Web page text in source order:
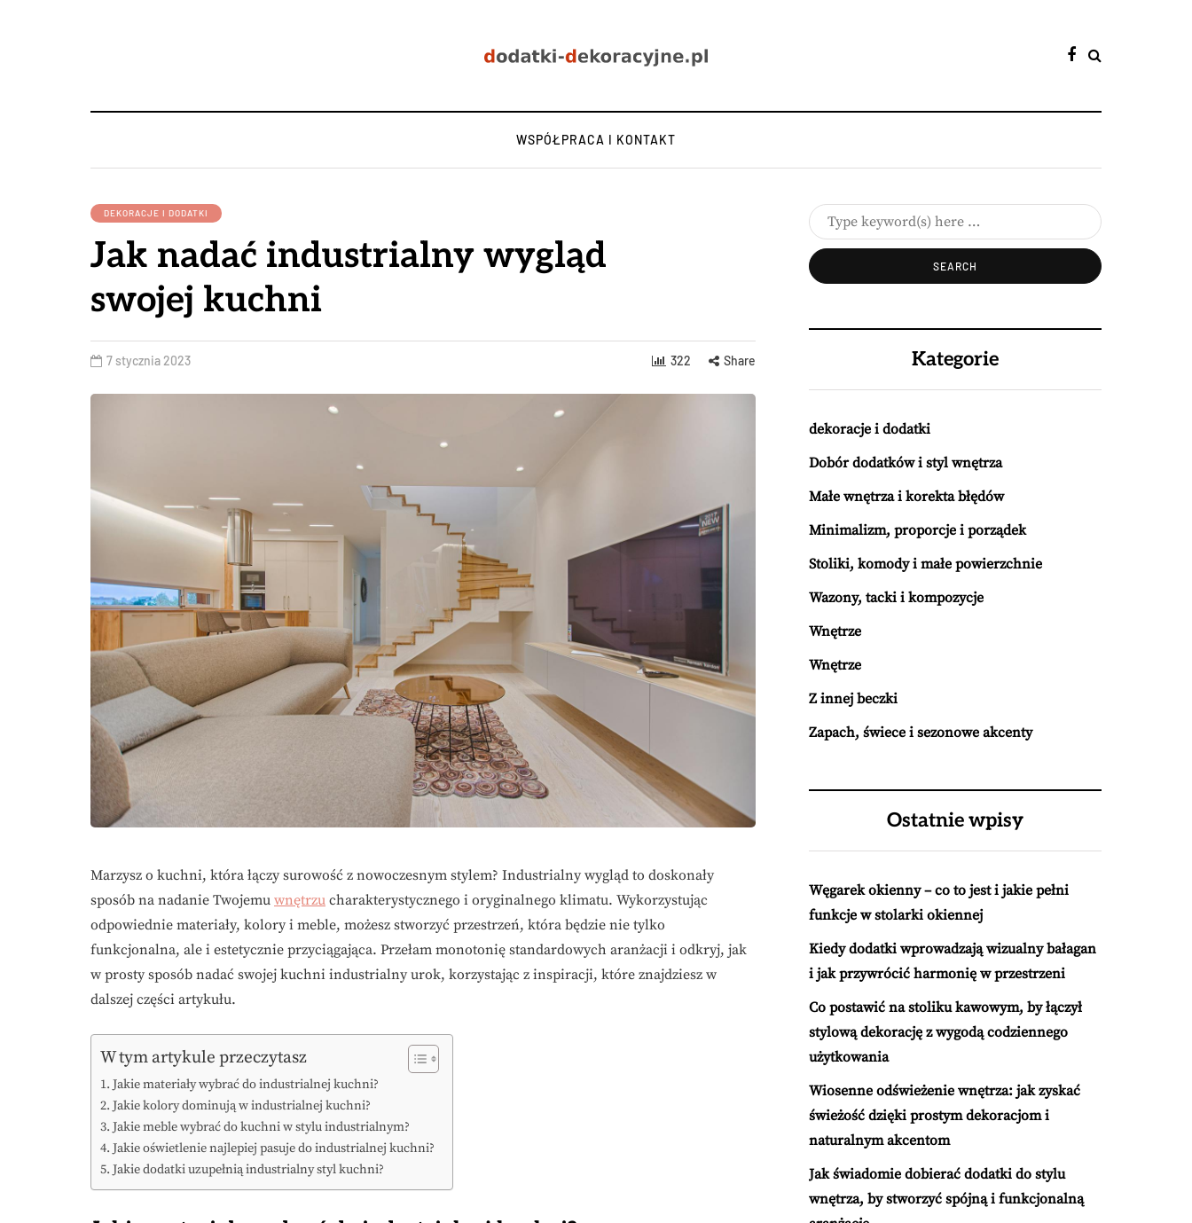
WSPÓŁPRACA I KONTAKT
DEKORACJE I DODATKI
Jak nadać industrialny wygląd
swojej kuchni
7 stycznia 2023 322 Share
Marzysz o kuchni, która łączy surowość z nowoczesnym stylem? Industrialny wygląd to doskonały
sposób na nadanie Twojemu wnętrzu charakterystycznego i oryginalnego klimatu. Wykorzystując
odpowiednie materiały, kolory i meble, możesz stworzyć przestrzeń, która będzie nie tylko
funkcjonalna, ale i estetycznie przyciągająca. Przełam monotonię standardowych aranżacji i odkryj, jak
w prosty sposób nadać swojej kuchni industrialny urok, korzystając z inspiracji, które znajdziesz w
dalszej części artykułu.
W tym artykule przeczytasz
Jakie materiały wybrać do industrialnej kuchni?
Jakie kolory dominują w industrialnej kuchni?
Jakie meble wybrać do kuchni w stylu industrialnym?
Jakie oświetlenie najlepiej pasuje do industrialnej kuchni?
Jakie dodatki uzupełnią industrialny styl kuchni?
Kategorie
dekoracje i dodatki
Dobór dodatków i styl wnętrza
Małe wnętrza i korekta błędów
Minimalizm, proporcje i porządek
Stoliki, komody i małe powierzchnie
Wazony, tacki i kompozycje
Wnętrze
Wnętrze
Z innej beczki
Zapach, świece i sezonowe akcenty
Ostatnie wpisy
Węgarek okienny – co to jest i jakie pełni
funkcje w stolarki okiennej
Kiedy dodatki wprowadzają wizualny bałagan
i jak przywrócić harmonię w przestrzeni
Co postawić na stoliku kawowym, by łączył
stylową dekorację z wygodą codziennego
użytkowania
Wiosenne odświeżenie wnętrza: jak zyskać
świeżość dzięki prostym dekoracjom i
naturalnym akcentom
Jak świadomie dobierać dodatki do stylu
wnętrza, by stworzyć spójną i funkcjonalną